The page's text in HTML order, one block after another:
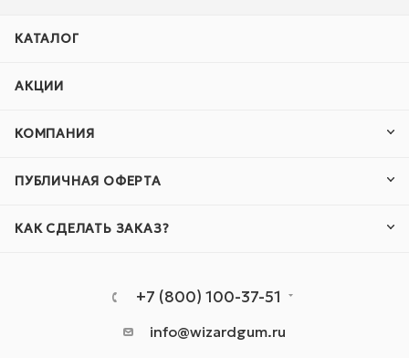
КАТАЛОГ
АКЦИИ
КОМПАНИЯ
ПУБЛИЧНАЯ ОФЕРТА
КАК СДЕЛАТЬ ЗАКАЗ?
+7 (800) 100-37-51
info@wizardgum.ru